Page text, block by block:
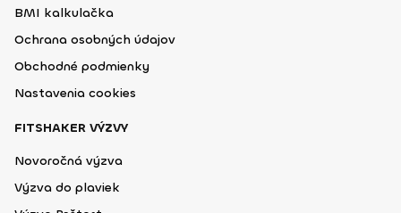
BMI kalkulačka
Ochrana osobných údajov
Obchodné podmienky
Nastavenia cookies
FITSHAKER VÝZVY
Novoročná výzva
Výzva do plaviek